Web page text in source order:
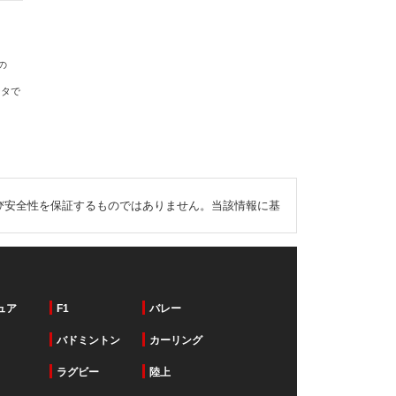
で
全性を保証するものではありません。当該情報に基
ア F1 バレー
バドミントン カーリング
ラグビー 陸上